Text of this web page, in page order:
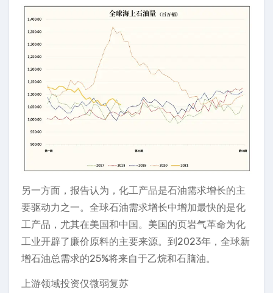
另一方面，报告认为，化工产品是石油需求增长的主
要驱动力之一。全球石油需求增长中增加最快的是化
工产品，尤其在美国和中国。美国的页岩气革命为化
工业开辟了廉价原料的主要来源。到2023年，全球新
增石油总需求的25%将来自于乙烷和石脑油。
上游领域投资仅微弱复苏